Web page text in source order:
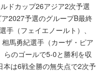
ドカップ26アジア2次予選
2027予選のグループB最終
手（フェイエノールト）、
馬勇紀選手（カーザ・ピア
らのゴールで5-0と勝利を収
は6戦全勝の無失点で2次予